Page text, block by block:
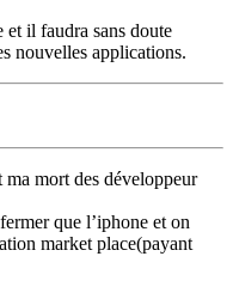
il faudra sans doute
nouvelles applications.
mort des développeur
que l’iphone et on
market place(payant